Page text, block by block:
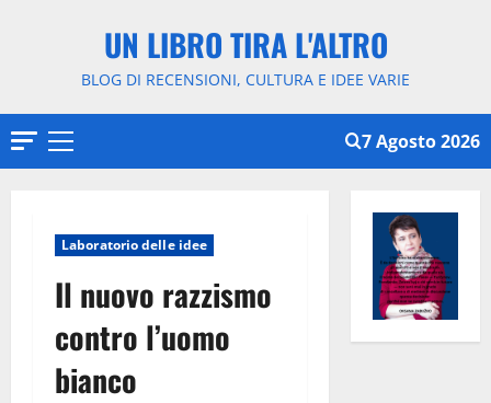
UN LIBRO TIRA L'ALTRO
BLOG DI RECENSIONI, CULTURA E IDEE VARIE
Menu
7 Agosto 2026
Laboratorio delle idee
Il nuovo razzismo
contro l’uomo
bianco